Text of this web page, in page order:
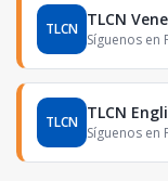
TLCN TLCN
Síguenos en
TLCN TLCN
Síguenos en